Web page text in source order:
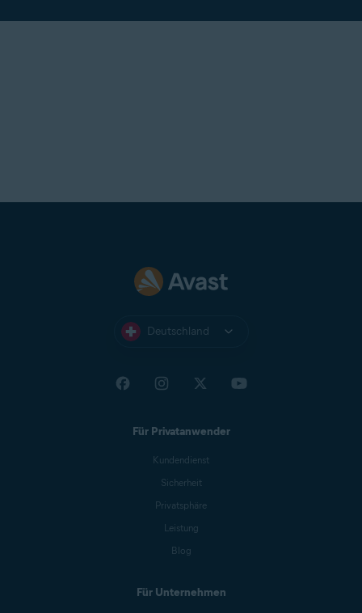
Deutschland
Für Privatanwender
Kundendienst
Sicherheit
Privatsphäre
Leistung
Blog
Für Unternehmen